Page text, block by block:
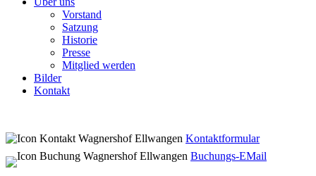
Vorstand
Satzung
Historie
Presse
Mitglied werden
Bilder
Kontakt
Kontaktformular
Buchungs-EMail